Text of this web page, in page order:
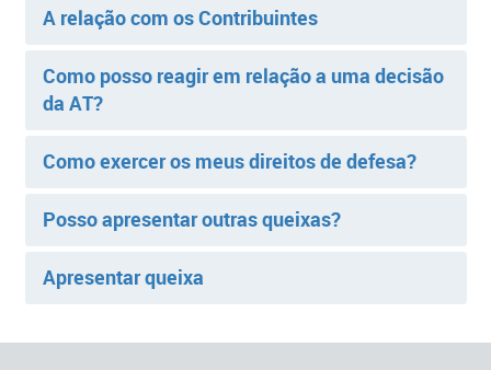
A relação com os Contribuinte​s
Como posso reagir em relação a uma decisão
da AT?
Como exercer os meus direitos de defesa?
Posso apresentar outras queixas?
Apresentar queixa